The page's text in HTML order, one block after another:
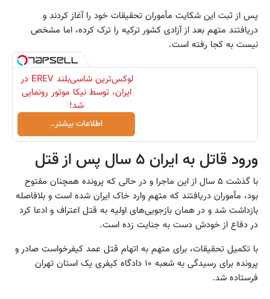
پس از ثبت این شکایت مأموران تحقیقات خود را آغاز کردند و
دریافتند متهم بعد از آزادی کشور ترکیه را ترک کرده، اما مشخص
نیست به کجا رفته است.
لوکس‌ترین شاسی‌بلند EREV در
ایران، توسط نیکا موتور رونمایی
شد!
اطلاعات بیشتر..
ورود قاتل به ایران ۵ سال پس از قتل
با گذشت ۵ سال از این ماجرا و در حالی که پرونده همچنان مفتوح
بود، مأموران دریافتند که متهم وارد خاک ایران شده است و بلافاصله
بازداشت شد و در همان بازجویی‌های اولیه به قتل اعتراف و ادعا کرد
در دفاع از خودش دست به جنایت زده است.
با تکمیل تحقیقات، برای متهم به اتهام قتل عمد کیفرخواست صادر و
پرونده برای رسیدگی به شعبه ۱۰ دادگاه کیفری یک استان تهران
فرستاده شد.